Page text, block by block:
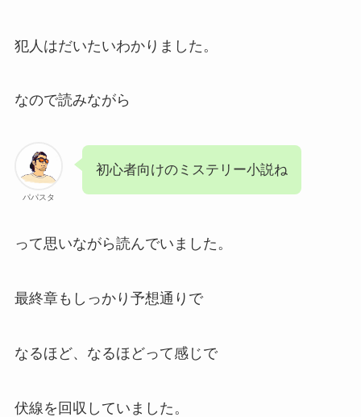
犯人はだいたいわかりました。
なので読みながら
パパスタ
初心者向けのミステリー小説ね
って思いながら読んでいました。
最終章もしっかり予想通りで
なるほど、なるほどって感じで
伏線を回収していました。